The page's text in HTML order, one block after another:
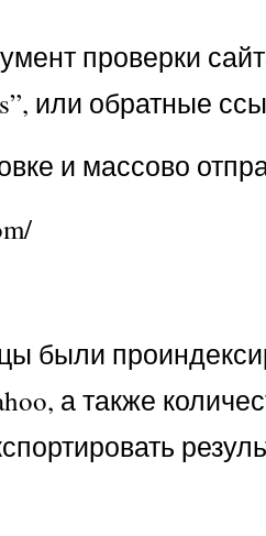
проверки
или обратные
и массово
были
а также